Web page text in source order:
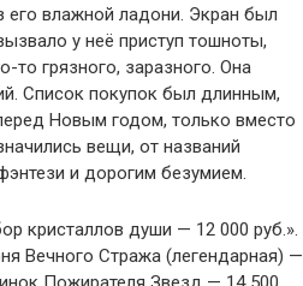
его влажной ладони. Экран был
у неё приступ тошноты,
то грязного, заразного. Она
Список покупок был длинным,
Новым годом, только вместо
вещи, от названий
и дорогим безумием.
кристаллов души — 12 000 руб.».
Вечного Стража (легендарная) —